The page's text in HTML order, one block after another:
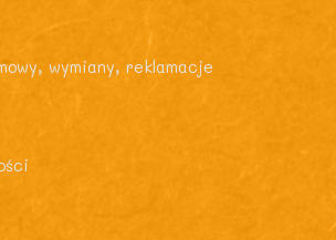
wymiany, reklamacje